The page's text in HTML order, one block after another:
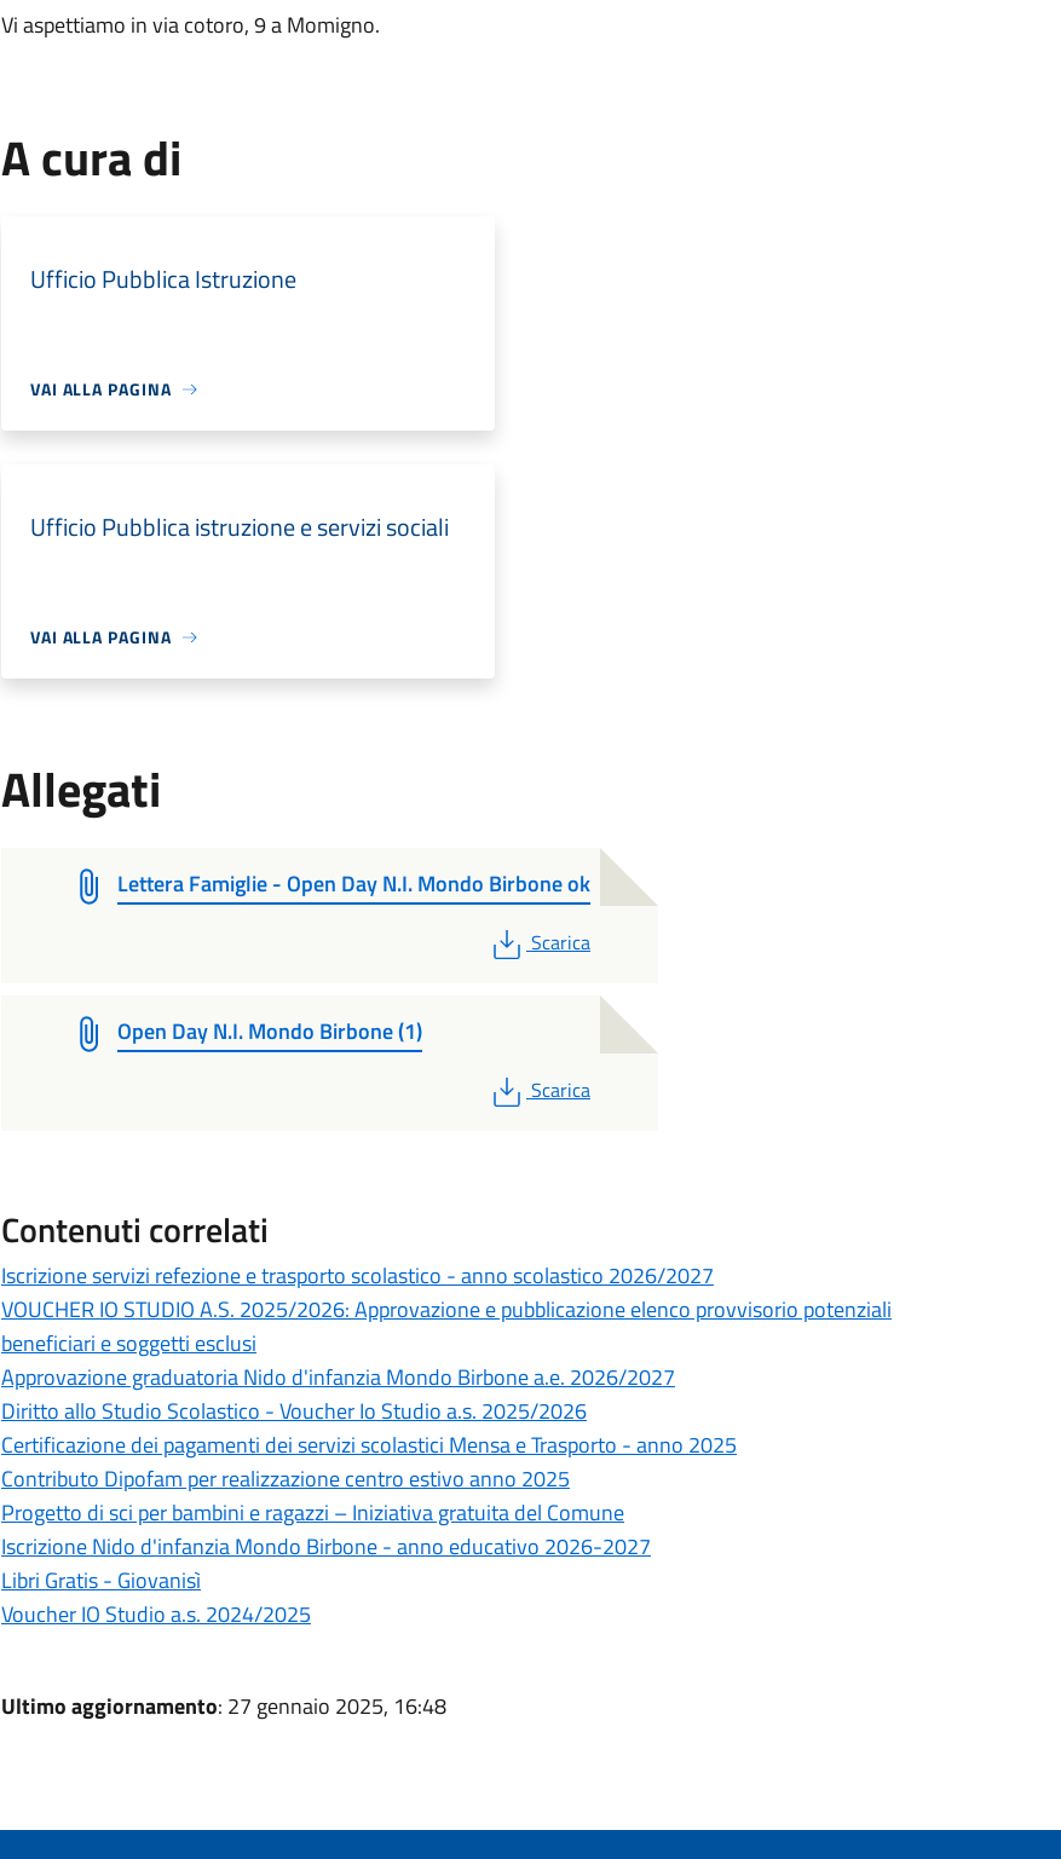
Vi aspettiamo in via cotoro, 9 a Momigno.
A cura di
Ufficio Pubblica Istruzione
VAI ALLA PAGINA
Ufficio Pubblica istruzione e servizi sociali
VAI ALLA PAGINA
Allegati
Lettera Famiglie - Open Day N.I. Mondo Birbone ok
PDF
Scarica
Open Day N.I. Mondo Birbone (1)
PDF
Scarica
Contenuti correlati
Iscrizione servizi refezione e trasporto scolastico - anno scolastico 2026/2027
VOUCHER IO STUDIO A.S. 2025/2026: Approvazione e pubblicazione elenco provvisorio potenziali
beneficiari e soggetti esclusi
Approvazione graduatoria Nido d'infanzia Mondo Birbone a.e. 2026/2027
Diritto allo Studio Scolastico - Voucher Io Studio a.s. 2025/2026
Certificazione dei pagamenti dei servizi scolastici Mensa e Trasporto - anno 2025
Contributo Dipofam per realizzazione centro estivo anno 2025
Progetto di sci per bambini e ragazzi – Iniziativa gratuita del Comune
Iscrizione Nido d'infanzia Mondo Birbone - anno educativo 2026-2027
Libri Gratis - Giovanisì
Voucher IO Studio a.s. 2024/2025
Ultimo aggiornamento: 27 gennaio 2025, 16:48